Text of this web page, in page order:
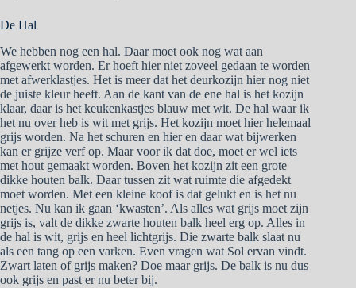
De Hal
We hebben nog een hal. Daar moet ook nog wat aan
afgewerkt worden. Er hoeft hier niet zoveel gedaan te worden
met afwerklastjes. Het is meer dat het deurkozijn hier nog niet
de juiste kleur heeft. Aan de kant van de ene hal is het kozijn
klaar, daar is het keukenkastjes blauw met wit. De hal waar ik
het nu over heb is wit met grijs. Het kozijn moet hier helemaal
grijs worden. Na het schuren en hier en daar wat bijwerken
kan er grijze verf op. Maar voor ik dat doe, moet er wel iets
met hout gemaakt worden. Boven het kozijn zit een grote
dikke houten balk. Daar tussen zit wat ruimte die afgedekt
moet worden. Met een kleine koof is dat gelukt en is het nu
netjes. Nu kan ik gaan ‘kwasten’. Als alles wat grijs moet zijn
grijs is, valt de dikke zwarte houten balk heel erg op. Alles in
de hal is wit, grijs en heel lichtgrijs. Die zwarte balk slaat nu
als een tang op een varken. Even vragen wat Sol ervan vindt.
Zwart laten of grijs maken? Doe maar grijs. De balk is nu dus
ook grijs en past er nu beter bij.